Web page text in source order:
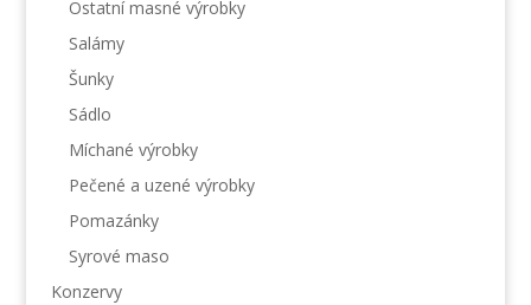
Ostatní masné výrobky
Salámy
Šunky
Sádlo
Míchané výrobky
Pečené a uzené výrobky
Pomazánky
Syrové maso
Konzervy